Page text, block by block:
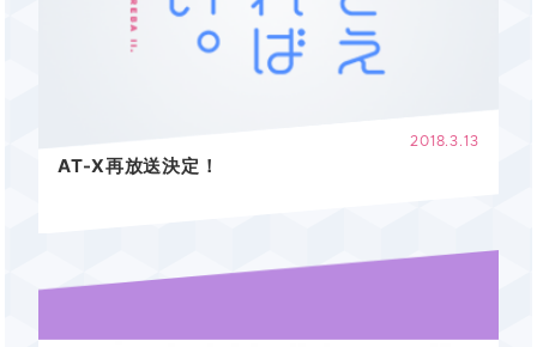
2018.3.13
AT-X再放送決定！